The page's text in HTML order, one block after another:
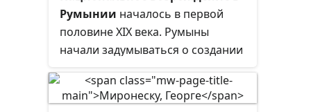
Румынии началось в первой
половине XIX века. Румыны
начали задумываться о создании
Сначала румыны надеялись на
помощь России, но впоследствии